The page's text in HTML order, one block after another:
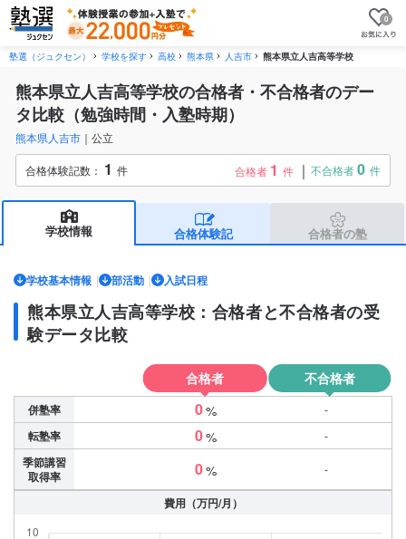
0
塾選（ジュクセン） 学校を探す 高校 熊本県 人吉市 熊本県立人吉高等学校
熊本県立人吉高等学校の合格者・不合格者のデー
タ比較（勉強時間・入塾時期）
熊本県人吉市 公立
合格体験記数： 1件 合格者 1 件 不合格者0 件
学校情報 合格体験記 合格者の塾
学校基本情報 部活動 入試日程
熊本県立人吉高等学校：合格者と不合格者の受
験データ比較
併塾率
合格者
0%
不合格者
-
転塾率 0% -
季節講習
取得率
0% -
費用（万円/月）